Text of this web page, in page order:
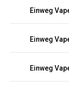
Einweg
Einweg
Einweg